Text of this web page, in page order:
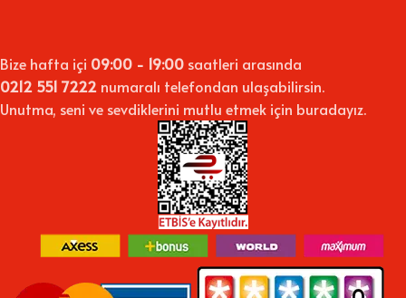
Bize hafta içi 09:00 - 19:00 saatleri arasında
0212 551 7222 numaralı telefondan ulaşabilirsin.
Unutma, seni ve sevdiklerini mutlu etmek için buradayız.